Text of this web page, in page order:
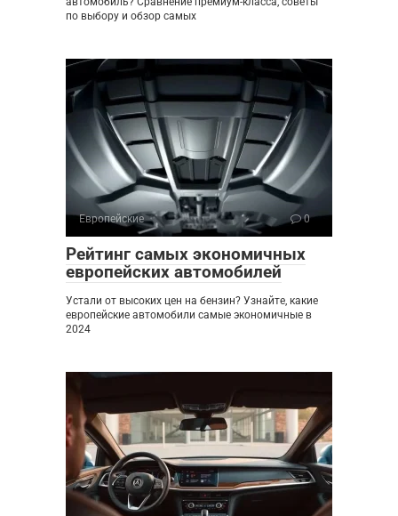
по выбору и обзор самых
Европейские 0
Рейтинг самых экономичных
европейских автомобилей
Устали от высоких цен на бензин? Узнайте, какие
европейские автомобили самые экономичные в
2024